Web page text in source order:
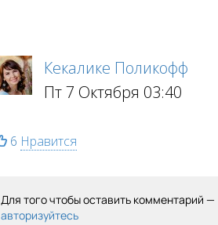
Кекалике Поликофф
Пт 7 Октября 03:40
6 Нравится
Для того чтобы оставить комментарий —
авторизуйтесь